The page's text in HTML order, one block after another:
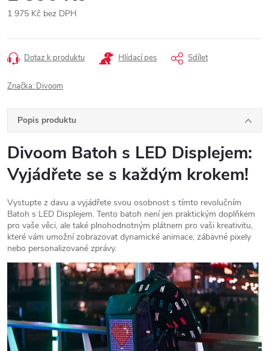
1 975 Kč bez DPH
cena:
Dotaz k produktu Hlídací pes Sdílet
Značka: Divoom
Popis produktu
Divoom Batoh s LED Displejem:
Vyjádřete se s každým krokem!
Vystupte z davu a vyjádřete svou osobnost s tímto revolučním
Batoh s LED Displejem. Tento batoh není jen praktickým doplňkem
pro vaše věci, ale také plnohodnotným plátnem pro vaši kreativitu,
které vám umožní zobrazovat dynamické animace, zábavné pixely
nebo personalizované zprávy.